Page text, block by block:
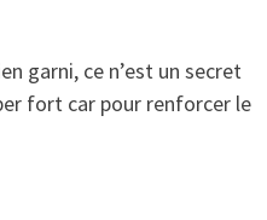
garni, ce n’est un secret
fort car pour renforcer le